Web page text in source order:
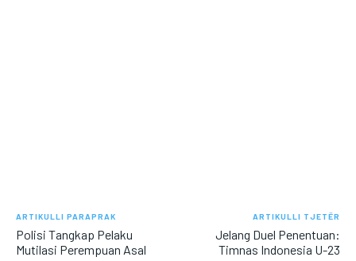
ARTIKULLI PARAPRAK
Polisi Tangkap Pelaku
Mutilasi Perempuan Asal
ARTIKULLI TJETËR
Jelang Duel Penentuan:
Timnas Indonesia U-23